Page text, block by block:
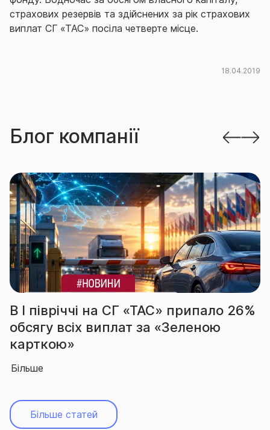
страхових резервів та здійснених за рік страхових
виплат СГ «ТАС» посіла четверте місце.
18.04.2019
Блог компанії
припало 26%
«Зеленою
За підсумками І
вчергове
Більше статей